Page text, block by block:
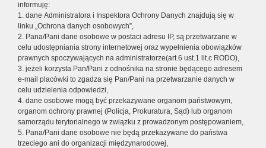
informuję:
1. dane Administratora i Inspektora Ochrony Danych znajdują się w
linku „Ochrona danych osobowych”,
2. Pana/Pani dane osobowe w postaci adresu IP, są przetwarzane w
celu udostępniania strony internetowej oraz wypełnienia obowiązków
prawnych spoczywających na administratorze(art.6 ust.1 lit.c RODO),
3. jeżeli korzysta Pan/Pani z odnośnika na stronie będącego adresem
e-mail placówki to zgadza się Pan/Pani na przetwarzanie danych w
celu udzielenia odpowiedzi,
4. dane osobowe mogą być przekazywane organom państwowym,
organom ochrony prawnej (Policja, Prokuratura, Sąd) lub organom
samorządu terytorialnego w związku z prowadzonym postępowaniem,
5. Pana/Pani dane osobowe nie będą przekazywane do państwa
trzeciego ani do organizacji międzynarodowej,